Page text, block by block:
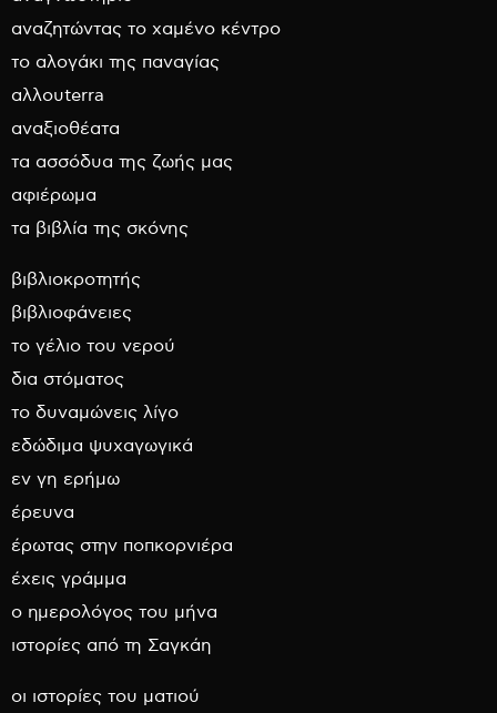
αναζητώντας το χαμένο κέντρο
το αλογάκι της παναγίας
αλλουterra
αναξιοθέατα
τα ασσόδυα της ζωής μας
αφιέρωμα
τα βιβλία της σκόνης
βιβλιοκροτητής
βιβλιοφάνειες
το γέλιο του νερού
δια στόματος
το δυναμώνεις λίγο
εδώδιμα ψυχαγωγικά
εν γη ερήμω
έρευνα
έρωτας στην ποπκορνιέρα
έχεις γράμμα
ο ημερολόγος του μήνα
ιστορίες από τη Σαγκάη
οι ιστορίες του ματιού